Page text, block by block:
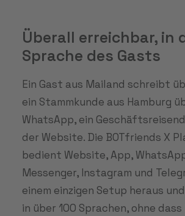
Überall erreichbar, in
Sprache des Gasts
Ein Gast aus Mailand schreibt
ein Stammkunde aus Hamburg
WhatsApp, ein
der Website. Die BOTfriends X
bedient Website, App,
Messenger, Instagram und
einem einzigen Setup heraus
in über 100 Sprachen, ohne dass